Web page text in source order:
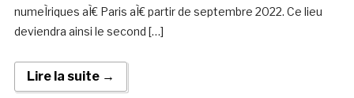
numeÌriques aÌ€ Paris aÌ€ partir de septembre 2022. Ce lieu
deviendra ainsi le second […]
Lire la suite →